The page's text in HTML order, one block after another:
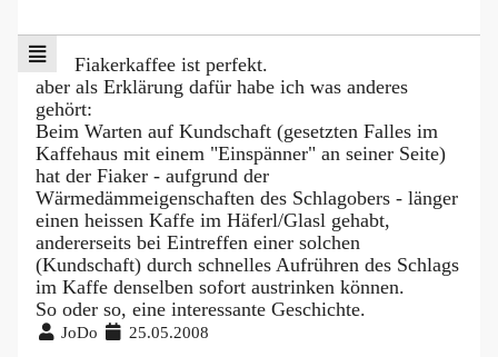
Fiakerkaffee ist perfekt.
aber als Erklärung dafür habe ich was anderes
gehört:
Beim Warten auf Kundschaft (gesetzten Falles im
Kaffehaus mit einem "Einspänner" an seiner Seite)
hat der Fiaker - aufgrund der
Wärmedämmeigenschaften des Schlagobers - länger
einen heissen Kaffe im Häferl/Glasl gehabt,
andererseits bei Eintreffen einer solchen
(Kundschaft) durch schnelles Aufrühren des Schlags
im Kaffe denselben sofort austrinken können.
So oder so, eine interessante Geschichte.
JoDo 25.05.2008